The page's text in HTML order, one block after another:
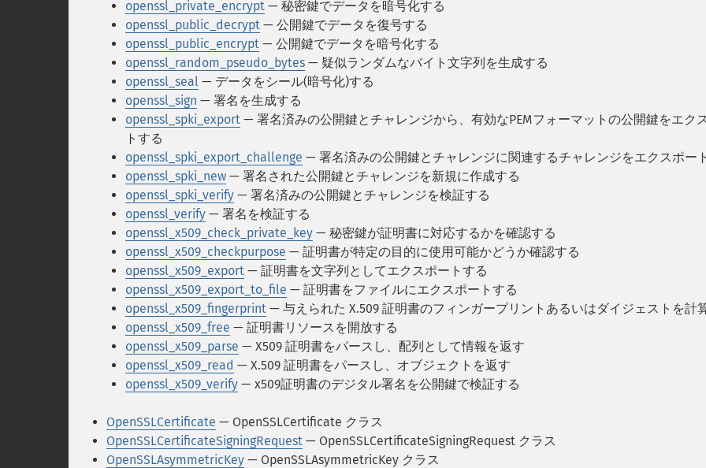
openssl_private_encrypt — 秘密鍵でデータを暗号化する
openssl_public_decrypt — 公開鍵でデータを復号する
openssl_public_encrypt — 公開鍵でデータを暗号化する
openssl_random_pseudo_bytes — 疑似ランダムなバイト文字列を生成する
openssl_seal — データをシール(暗号化)する
openssl_sign — 署名を生成する
openssl_spki_export — 署名済みの公開鍵とチャレンジから、有効なPEMフォーマットの公開鍵をエク
トする
openssl_spki_export_challenge — 署名済みの公開鍵とチャレンジに関連するチャレンジをエクスポー
openssl_spki_new — 署名された公開鍵とチャレンジを新規に作成する
openssl_spki_verify — 署名済みの公開鍵とチャレンジを検証する
openssl_verify — 署名を検証する
openssl_x509_check_private_key — 秘密鍵が証明書に対応するかを確認する
openssl_x509_checkpurpose — 証明書が特定の目的に使用可能かどうか確認する
openssl_x509_export — 証明書を文字列としてエクスポートする
openssl_x509_export_to_file — 証明書をファイルにエクスポートする
openssl_x509_fingerprint — 与えられた X.509 証明書のフィンガープリントあるいはダイジェストを計
openssl_x509_free — 証明書リソースを開放する
openssl_x509_parse — X509 証明書をパースし、配列として情報を返す
openssl_x509_read — X.509 証明書をパースし、オブジェクトを返す
openssl_x509_verify — x509証明書のデジタル署名を公開鍵で検証する
OpenSSLCertificate — OpenSSLCertificate クラス
OpenSSLCertificateSigningRequest — OpenSSLCertificateSigningRequest クラス
OpenSSLAsymmetricKey — OpenSSLAsymmetricKey クラス